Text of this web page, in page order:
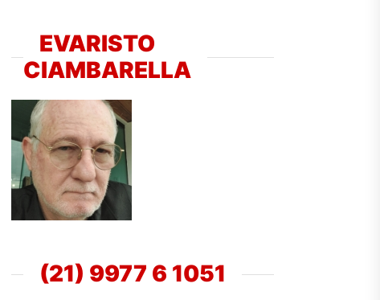
EVARISTO
CIAMBARELLA
(21) 9977 6 1051